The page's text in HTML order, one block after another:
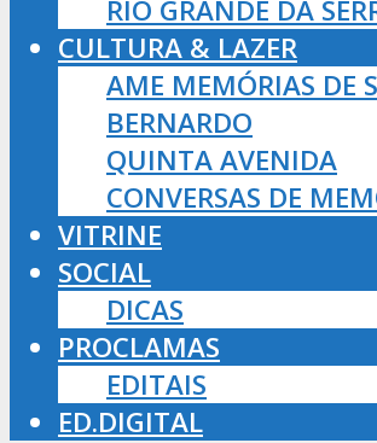
RIO GRANDE DA
CULTURA & LAZER
AME MEMÓRIAS DE
BERNARDO
QUINTA AVENIDA
CONVERSAS DE
VITRINE
SOCIAL
DICAS
PROCLAMAS
EDITAIS
ED.DIGITAL